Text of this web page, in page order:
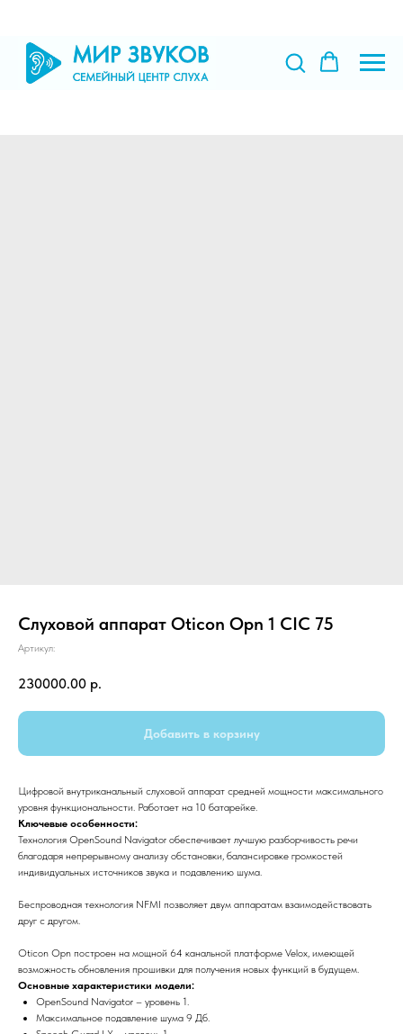
Слуховой аппарат Oticon Opn 1 CIC 75
Артикул:
230000.00 р.
Добавить в корзину
Цифровой внутриканальный слуховой аппарат средней мощности максимального
уровня функциональности. Работает на 10 батарейке.
Ключевые особенности:
Технология OpenSound Navigator обеспечивает лучшую разборчивость речи
благодаря непрерывному анализу обстановки, балансировке громкостей
индивидуальных источников звука и подавлению шума.
Беспроводная технология NFMI позволяет двум аппаратам взаимодействовать
друг с другом.
Oticon Opn построен на мощной 64 канальной платформе Velox, имеющей
возможность обновления прошивки для получения новых функций в будущем.
Основные характеристики модели:
OpenSound Navigator – уровень 1.
Максимальное подавление шума 9 Дб.